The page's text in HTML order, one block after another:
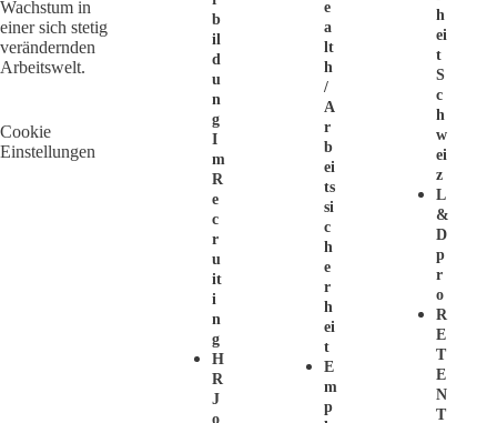
Wachstum in
einer sich stetig
verändernden
Arbeitswelt.
Cookie
Einstellungen
B
Il
D
U
N
G
I
M
R
E
C
R
U
It
I
N
G
H
R
J
O
E
A
Lt
H
/
A
R
B
Ei
Ts
Si
C
H
E
R
H
Ei
T
E
M
P
H
Ei
T
S
C
H
W
Ei
Z
L
&
D
P
R
O
R
E
T
E
N
T